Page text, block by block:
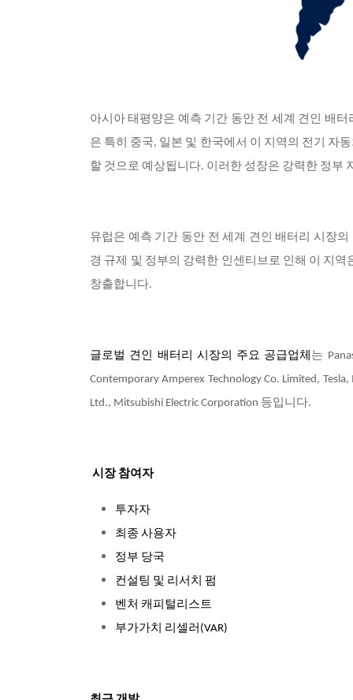
아시아 태평양은 예측 기간 동안 전 세계 견인 배
은 특히 중국, 일본 및 한국에서 이 지역의 전기 자
할 것으로 예상됩니다. 이러한 성장은 강력한 정부
유럽은 예측 기간 동안 전 세계 견인 배터리 시장
경 규제 및 정부의 강력한 인센티브로 인해 이 지
창출합니다.
글로벌 견인 배터리 시장의 주요 공급업체 는
Contemporary Amperex Technology Co. Limited,
Ltd., Mitsubishi Electric Corporation 등입니다.
시장 참여자
투자자
최종 사용자
정부 당국
컨설팅 및 리서치 펌
벤처 캐피털리스트
부가가치 리셀러(VAR)